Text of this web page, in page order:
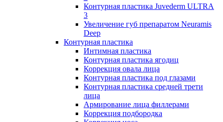
Контурная пластика Juvederm ULTRA
3
Увеличение губ препаратом Neuramis
Deep
Контурная пластика
Интимная пластика
Контурная пластика ягодиц
Коррекция овала лица
Контурная пластика под глазами
Контурная пластика средней трети
лица
Армирование лица филлерами
Коррекция подбородка